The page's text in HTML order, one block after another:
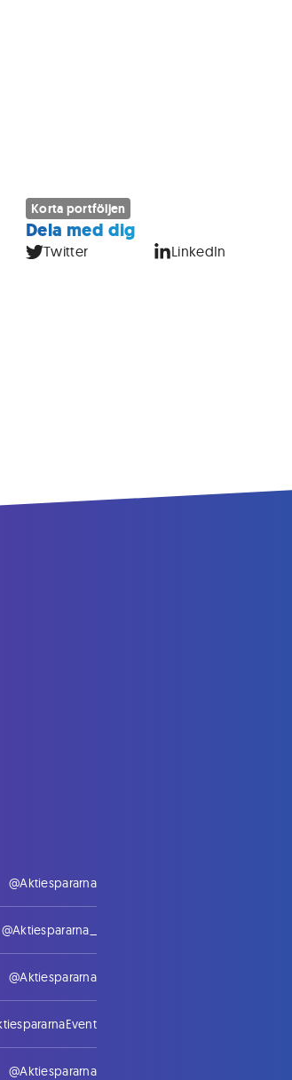
Korta portföljen
Dela med dig
Twitter LinkedIn
@Aktiespararna
@Aktiespararna_
@Aktiespararna
@Aktiespararna